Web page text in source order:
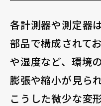
各計測器や測定器
部品で構成されて
や湿度など、環境
膨張や縮小が見ら
こうした微少な変